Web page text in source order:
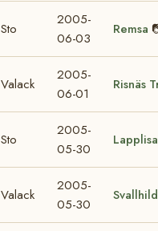
Sto
2005-
06-03
Remsa
Valack
2005-
06-01
Risnäs
Sto
2005-
05-30
Lapplisa
Valack
2005-
05-30